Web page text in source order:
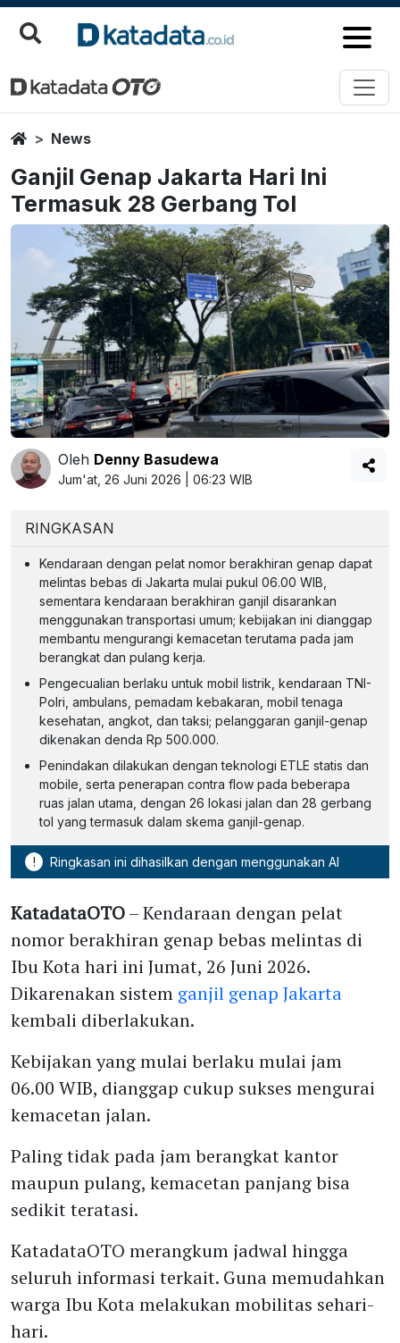
HomeNews
Ganjil Genap Jakarta Hari Ini
Termasuk 28 Gerbang Tol
Oleh Denny Basudewa
Jum'at, 26 Juni 2026 | 06:23 WIB
RINGKASAN
Kendaraan dengan pelat nomor berakhiran genap dapat
melintas bebas di Jakarta mulai pukul 06.00 WIB,
sementara kendaraan berakhiran ganjil disarankan
menggunakan transportasi umum; kebijakan ini dianggap
membantu mengurangi kemacetan terutama pada jam
berangkat dan pulang kerja.
Pengecualian berlaku untuk mobil listrik, kendaraan TNI-
Polri, ambulans, pemadam kebakaran, mobil tenaga
kesehatan, angkot, dan taksi; pelanggaran ganjil-genap
dikenakan denda Rp 500.000.
Penindakan dilakukan dengan teknologi ETLE statis dan
mobile, serta penerapan contra flow pada beberapa
ruas jalan utama, dengan 26 lokasi jalan dan 28 gerbang
tol yang termasuk dalam skema ganjil-genap.
! Ringkasan ini dihasilkan dengan menggunakan AI
KatadataOTO– Kendaraan dengan pelat
nomor berakhiran genap bebas melintas di
Ibu Kota hari ini Jumat, 26 Juni 2026.
Dikarenakan sistem ganjil genap Jakarta
kembali diberlakukan.
Kebijakan yang mulai berlaku mulai jam
06.00 WIB, dianggap cukup sukses mengurai
kemacetan jalan.
Paling tidak pada jam berangkat kantor
maupun pulang, kemacetan panjang bisa
sedikit teratasi.
KatadataOTO merangkum jadwal hingga
seluruh informasi terkait. Guna memudahkan
warga Ibu Kota melakukan mobilitas sehari-
hari.